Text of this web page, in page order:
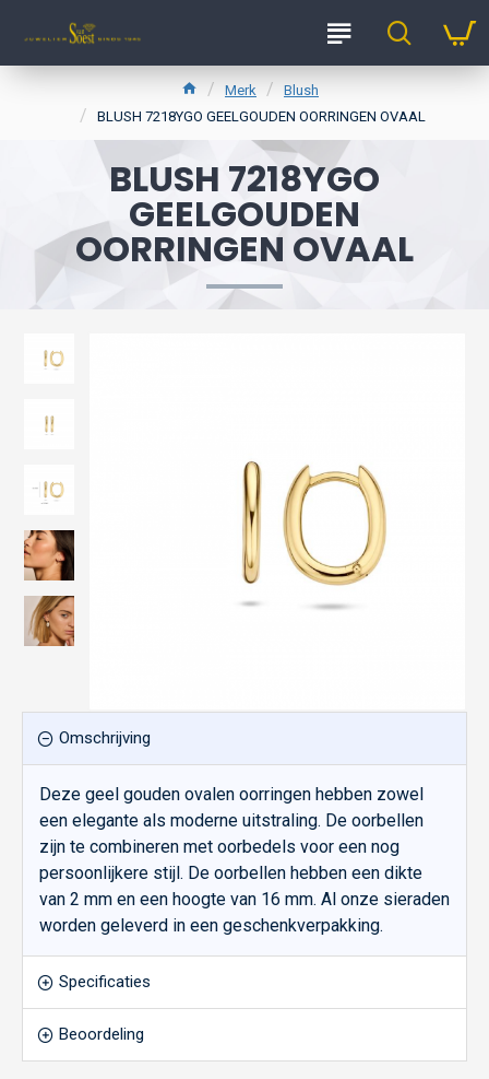
Merk
Blush
BLUSH 7218YGO GEELGOUDEN OORRINGEN OVAAL
BLUSH 7218YGO
GEELGOUDEN
OORRINGEN OVAAL
Omschrijving
Deze geel gouden ovalen oorringen hebben zowel
een elegante als moderne uitstraling. De oorbellen
zijn te combineren met oorbedels voor een nog
persoonlijkere stijl. De oorbellen hebben een dikte
van 2 mm en een hoogte van 16 mm. Al onze sieraden
worden geleverd in een geschenkverpakking.
Specificaties
Beoordeling